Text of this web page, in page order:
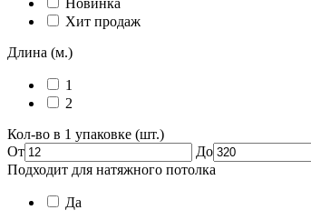
Хит продаж
Длина (м.)
1
2
Кол-во в 1 упаковке (шт.)
От
До
Подходит для натяжного потолка
Да